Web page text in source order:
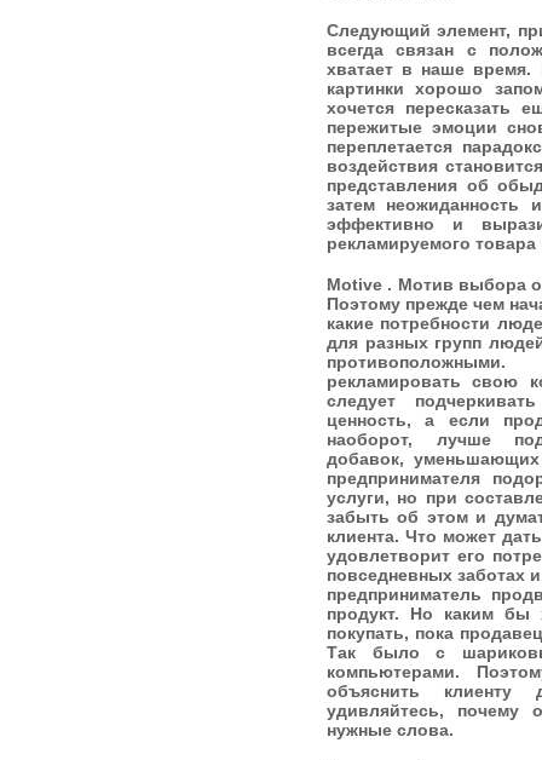
Следующий элемент,
всегда связан с
хватает в наше время.
картинки хорошо
хочется пересказать
пережитые эмоции
переплетается
воздействия
представления об
затем неожиданность
эффективно и
рекламируемого товара
Motive . Мотив выбора
Поэтому прежде чем
какие потребности
для разных групп
рекламировать свою
следует
ценность, а если
наоборот, лучше
добавок, уменьшающих
предпринимателя
услуги, но при
забыть об этом и
клиента. Что может
удовлетворит его
повседневных заботах
предприниматель
продукт. Но каким
покупать, пока
Так было с
компьютерами.
объяснить клиенту
удивляйтесь, почему
нужные слова.